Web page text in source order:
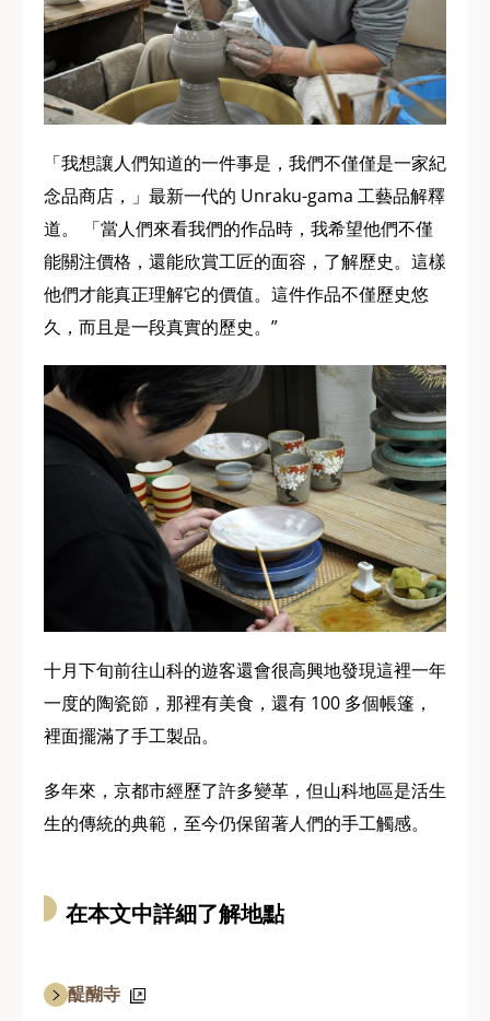
「我想讓人們知道的一件事是，我們不僅僅是一家紀
念品商店，」最新一代的 Unraku-gama 工藝品解釋
道。 「當人們來看我們的作品時，我希望他們不僅
能關注價格，還能欣賞工匠的面容，了解歷史。這樣
他們才能真正理解它的價值。這件作品不僅歷史悠
久，而且是一段真實的歷史。”
十月下旬前往山科的遊客還會很高興地發現這裡一年
一度的陶瓷節，那裡有美食，還有 100 多個帳篷，
裡面擺滿了手工製品。
多年來，京都市經歷了許多變革，但山科地區是活生
生的傳統的典範，至今仍保留著人們的手工觸感。
在本文中詳細了解地點
醍醐寺